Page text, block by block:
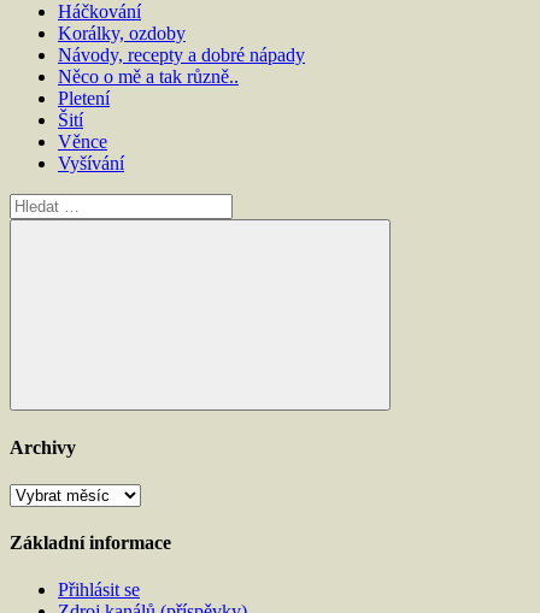
Háčkování
Korálky, ozdoby
Návody, recepty a dobré nápady
Něco o mě a tak různě..
Pletení
Šití
Věnce
Vyšívání
Hledat:
Hledat
Archivy
Archivy
Základní informace
Přihlásit se